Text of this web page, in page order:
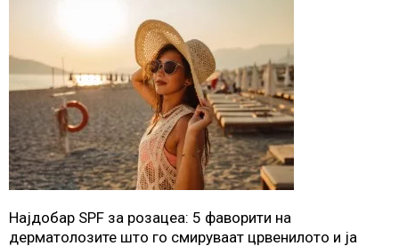
Најдобар SPF за розацеа: 5 фаворити на
дерматолозите што го смируваат црвенилото и ја